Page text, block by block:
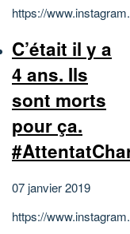
https://
C’était il y a
4 ans. Ils
sont morts
pour ça.
07 janvier 2019
https://